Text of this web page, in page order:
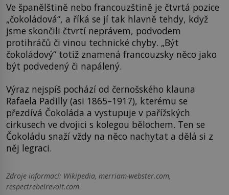
Ve španělštině nebo francouzštině je čtvrtá pozice
„čokoládová“, a říká se jí tak hlavně tehdy, když
jsme skončili čtvrtí neprávem, podvodem
protihráčů či vinou technické chyby. „Být
čokoládový“ totiž znamená francouzsky něco jako
být podvedený či napálený.
Výraz nejspíš pochází od černošského klauna
Rafaela Padilly (asi 1865–1917), kterému se
přezdívá Čokoláda a vystupuje v pařížských
cirkusech ve dvojici s kolegou bělochem. Ten se
Čokoládu snaží vždy na něco nachytat a dělá si z
něj legraci.
Zdroje informací: Wikipedia, merriam-webster.com,
respectrebelrevolt.com